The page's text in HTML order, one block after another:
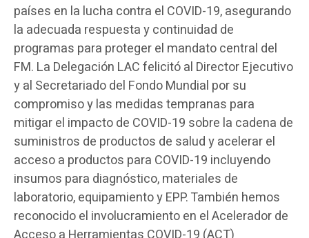
países en la lucha contra el COVID-19, asegurando
la adecuada respuesta y continuidad de
programas para proteger el mandato central del
FM. La Delegación LAC felicitó al Director Ejecutivo
y al Secretariado del Fondo Mundial por su
compromiso y las medidas tempranas para
mitigar el impacto de COVID-19 sobre la cadena de
suministros de productos de salud y acelerar el
acceso a productos para COVID-19 incluyendo
insumos para diagnóstico, materiales de
laboratorio, equipamiento y EPP. También hemos
reconocido el involucramiento en el Acelerador de